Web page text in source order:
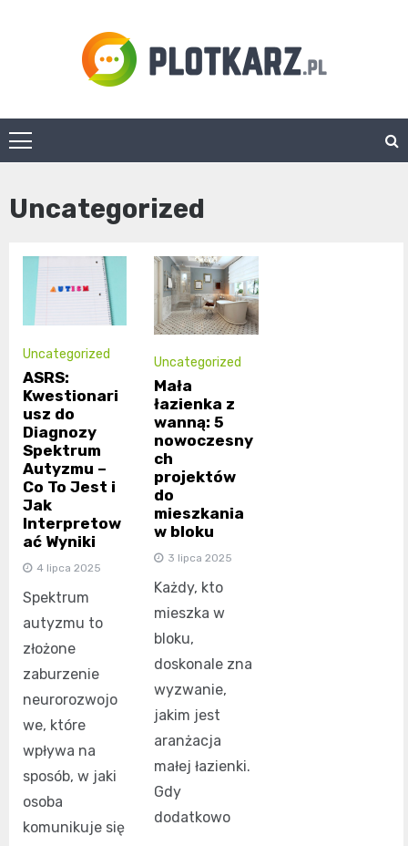
Plotkarz.pl
Uncategorized
Uncategorized
ASRS:
Kwestionari
usz do
Diagnozy
Spektrum
Autyzmu –
Co To Jest i
Jak
Interpretow
ać Wyniki
4 lipca 2025
Spektrum
autyzmu to
złożone
zaburzenie
neurorozwojo
we, które
wpływa na
sposób, w jaki
osoba
komunikuje się
Uncategorized
Mała
łazienka z
wanną: 5
nowoczesny
ch
projektów
do
mieszkania
w bloku
3 lipca 2025
Każdy, kto
mieszka w
bloku,
doskonale zna
wyzwanie,
jakim jest
aranżacja
małej łazienki.
Gdy
dodatkowo